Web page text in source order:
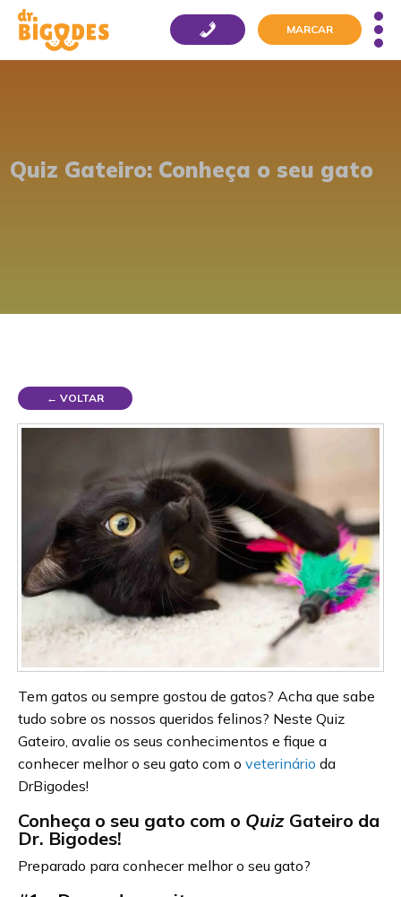
MARCAR
Quiz Gateiro: Conheça o seu gato
← VOLTAR
Tem gatos ou sempre gostou de gatos? Acha que sabe
tudo sobre os nossos queridos felinos? Neste Quiz
Gateiro, avalie os seus conhecimentos e fique a
conhecer melhor o seu gato com o veterinário da
DrBigodes!
Conheça o seu gato com o Quiz Gateiro da
Dr. Bigodes!
Preparado para conhecer melhor o seu gato?